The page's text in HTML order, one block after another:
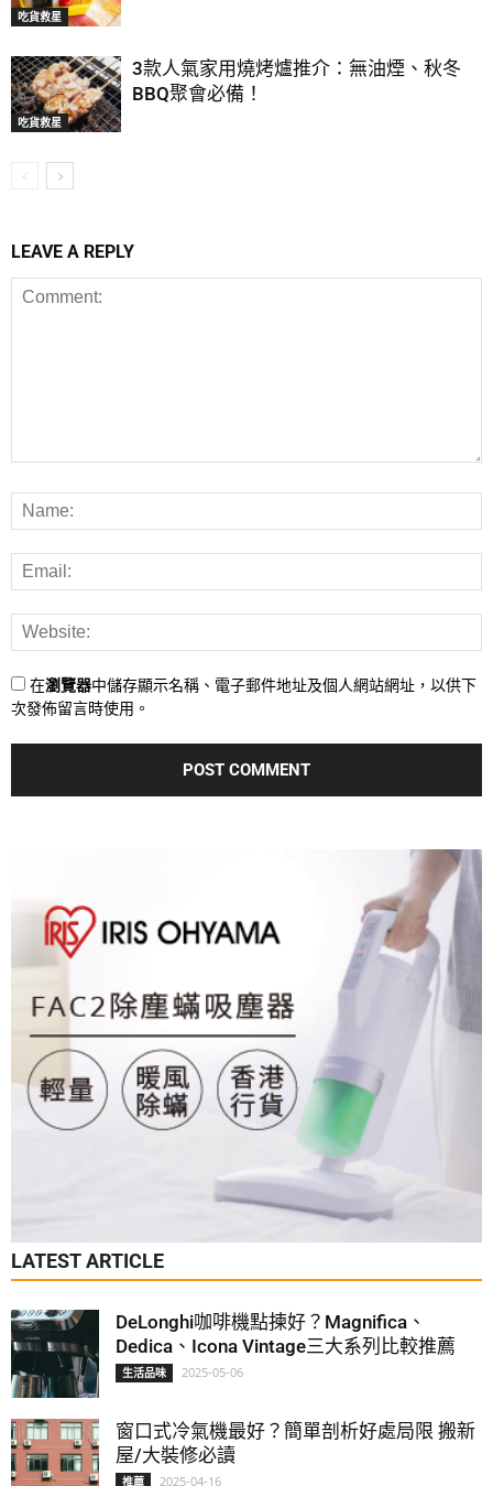
吃貨救星
吃貨救星
3款人氣家用燒烤爐推介：無油煙、秋冬
BBQ聚會必備！
LEAVE A REPLY
在瀏覽器中儲存顯示名稱、電子郵件地址及個人網站網址，以供下
次發佈留言時使用。
LATEST ARTICLE
DeLonghi咖啡機點揀好？Magnifica、
Dedica、Icona Vintage三大系列比較推薦
生活品味 2025-05-06
窗口式冷氣機最好？簡單剖析好處局限 搬新
屋/大裝修必讀
推薦 2025-04-16